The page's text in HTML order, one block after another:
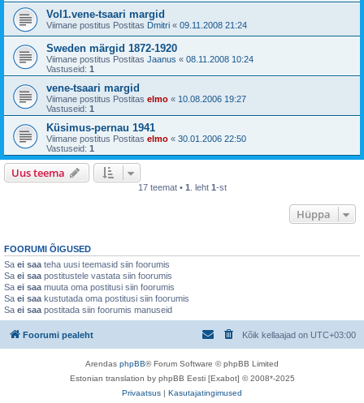
Vol1.vene-tsaari margid
Viimane postitus Postitas Dmitri « 09.11.2008 21:24
Sweden märgid 1872-1920
Viimane postitus Postitas Jaanus « 08.11.2008 10:24
Vastuseid: 1
vene-tsaari margid
Viimane postitus Postitas elmo « 10.08.2006 19:27
Vastuseid: 1
Küsimus-pernau 1941
Viimane postitus Postitas elmo « 30.01.2006 22:50
Vastuseid: 1
Uus teema
17 teemat • 1 . leht 1-st
Hüppa
FOORUMI ÕIGUSED
Sa ei saa teha uusi teemasid siin foorumis
Sa ei saa postitustele vastata siin foorumis
Sa ei saa muuta oma postitusi siin foorumis
Sa ei saa kustutada oma postitusi siin foorumis
Sa ei saa postitada siin foorumis manuseid
Foorumi pealeht Kõik kellaajad on UTC+03:00
Arendas phpBB® Forum Software © phpBB Limited
Estonian translation by phpBB Eesti [Exabot] © 2008*-2025
Privaatsus | Kasutajatingimused